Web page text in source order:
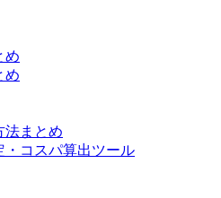
め
め
法まとめ
・コスパ算出ツール